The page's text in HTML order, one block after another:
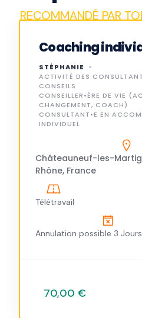
Coaching
STÉPHANIE
ACTIVITÉ DES
CONSEILS
CONSEILLER•ÈRE DE VIE
CHANGEMENT, COACH)
CONSULTANT•E EN
INDIVIDUEL
Châteauneuf-les-
Rhône, France
Télétravail
Annulation possible 3
70,00 €